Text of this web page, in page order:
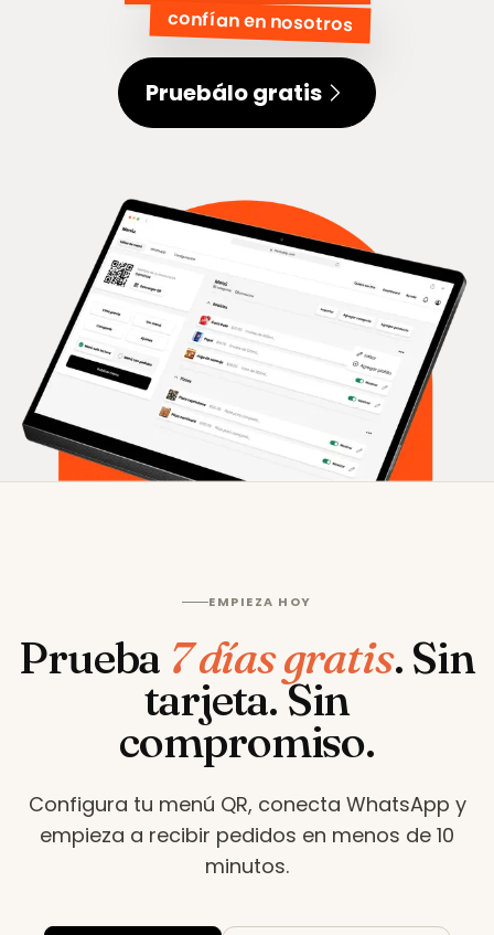
confían en nosotros
Pruebálo gratis
EMPIEZA HOY
Prueba 7 días gratis. Sin
tarjeta. Sin
compromiso.
Configura tu menú QR, conecta WhatsApp y
empieza a recibir pedidos en menos de 10
minutos.